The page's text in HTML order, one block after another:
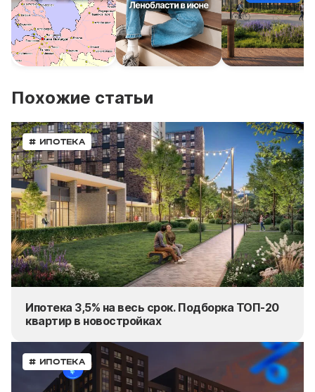
Похожие статьи
# ИПОТЕКА
Ипотека 3,5% на весь срок. Подборка ТОП-20
квартир в новостройках
# ИПОТЕКА